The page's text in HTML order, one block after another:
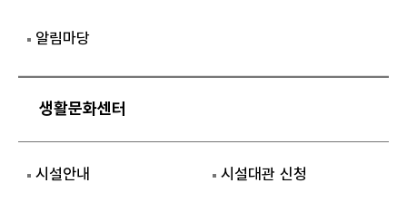
알림마당
생활문화센터
시설안내 시설대관 신청